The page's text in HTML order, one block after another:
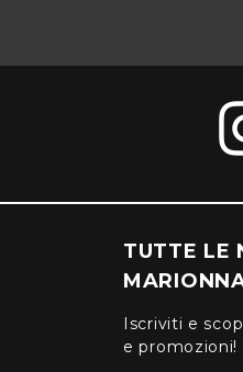
TUTTE LE
Iscriviti e
e promozioni!